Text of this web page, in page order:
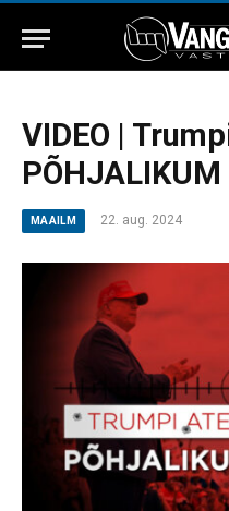
VIDEO |
PÕHJALIKUM
MAAILM 22. aug. 2024